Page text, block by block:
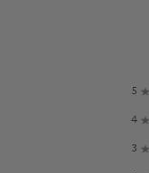
5
4
3